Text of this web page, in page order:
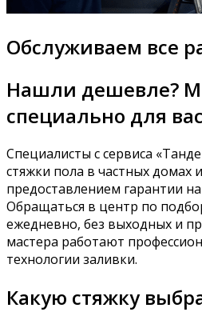
Обслуживаем все
Нашли дешевле?
специально для
Специалисты с сервиса
стяжки пола в частных домах
предоставлением гарантии
Обращаться в центр по
ежедневно, без выходных и
мастера работают
технологии заливки.
Какую стяжку